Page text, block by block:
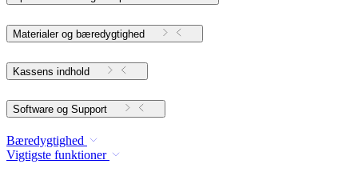
Materialer og bæredygtighed
Kassens indhold
Software og Support
Bæredygtighed
Vigtigste funktioner